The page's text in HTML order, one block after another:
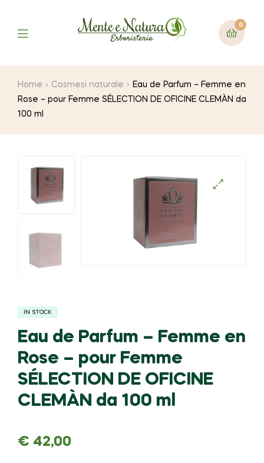
0
Home Cosmesi naturale
Eau de Parfum – Femme en
Rose – pour Femme SÉLECTION DE OFICINE CLEMÀN da
100 ml
IN STOCK
Eau de Parfum – Femme en
Rose – pour Femme
SÉLECTION DE OFICINE
CLEMÀN da 100 ml
€ 42,00